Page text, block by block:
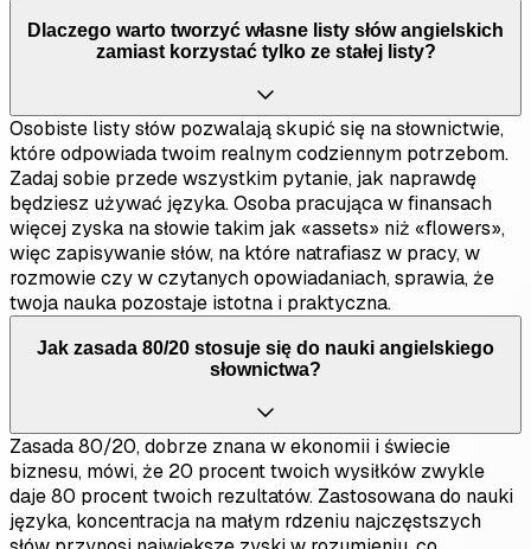
Dlaczego warto tworzyć własne listy słów angielskich
zamiast korzystać tylko ze stałej listy?
Osobiste listy słów pozwalają skupić się na słownictwie,
które odpowiada twoim realnym codziennym potrzebom.
Zadaj sobie przede wszystkim pytanie, jak naprawdę
będziesz używać języka. Osoba pracująca w finansach
więcej zyska na słowie takim jak «assets» niż «flowers»,
więc zapisywanie słów, na które natrafiasz w pracy, w
rozmowie czy w czytanych opowiadaniach, sprawia, że
twoja nauka pozostaje istotna i praktyczna.
Jak zasada 80/20 stosuje się do nauki angielskiego
słownictwa?
Zasada 80/20, dobrze znana w ekonomii i świecie
biznesu, mówi, że 20 procent twoich wysiłków zwykle
daje 80 procent twoich rezultatów. Zastosowana do nauki
języka, koncentracja na małym rdzeniu najczęstszych